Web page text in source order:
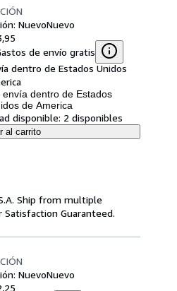
NuevoNuevo
de envío gratis
dentro de Estados Unidos
envía dentro de Estados
de America
disponible: 2 disponibles
al carrito
Ship from multiple
Satisfaction Guaranteed.
NuevoNuevo